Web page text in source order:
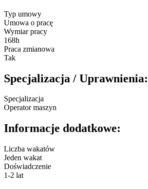
Typ umowy
Umowa o pracę
Wymiar pracy
168h
Praca zmianowa
Tak
Specjalizacja / Uprawnienia:
Specjalizacja
Operator maszyn
Informacje dodatkowe:
Liczba wakatów
Jeden wakat
Doświadczenie
1-2 lat